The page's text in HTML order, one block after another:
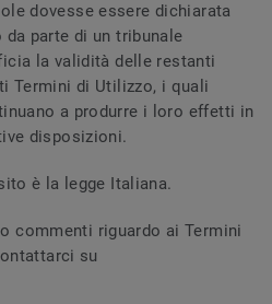
dovesse essere dichiarata
parte di un tribunale
la validità delle restanti
Termini di Utilizzo, i quali
a produrre i loro effetti in
disposizioni.
è la legge Italiana.
commenti riguardo ai Termini
su